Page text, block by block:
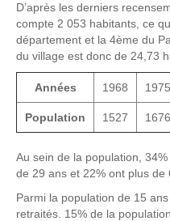
D’après les derniers
compte 2 053 habitants, ce
département et la 4ème du
du village est donc de 24,73
Années 1968 1975
Population 1527 1676
Au sein de la population,
de 29 ans et 22% ont plus de
Parmi la population de 15
retraités. 15% de la